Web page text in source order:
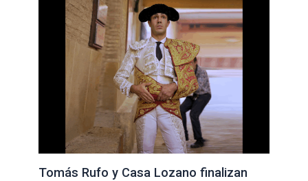
Tomás Rufo y Casa Lozano finalizan